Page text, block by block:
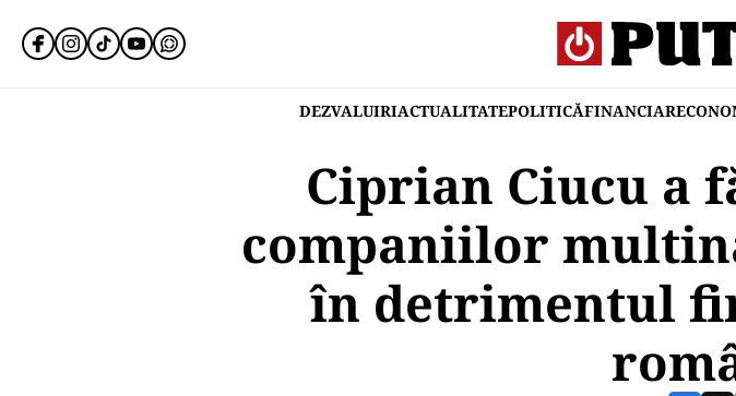
DEZVALUIRIACTUALITATEPOLITICĂFINANCIAR
Ciprian Ciucu a
companiilor
în detrimentul